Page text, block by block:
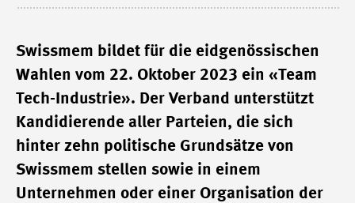
Swissmem bildet für die eidgenössischen
Wahlen vom 22. Oktober 2023 ein «Team
Tech-Industrie». Der Verband unterstützt
Kandidierende aller Parteien, die sich
hinter zehn politische Grundsätze von
Swissmem stellen sowie in einem
Unternehmen oder einer Organisation der